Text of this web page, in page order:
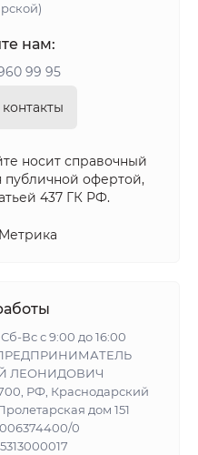
нам:
99 95
носит справочный
публичной офертой,
437 ГК РФ.
Вс с 9:00 до 16:00
ЛЕОНИДОВИЧ
РФ, Краснодарский
дом 151
0